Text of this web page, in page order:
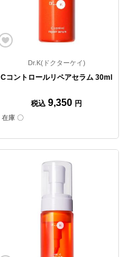
Dr.K(ドクターケイ)
Cコントロールリペアセラム 30ml
税込 9,350 円
在庫 〇